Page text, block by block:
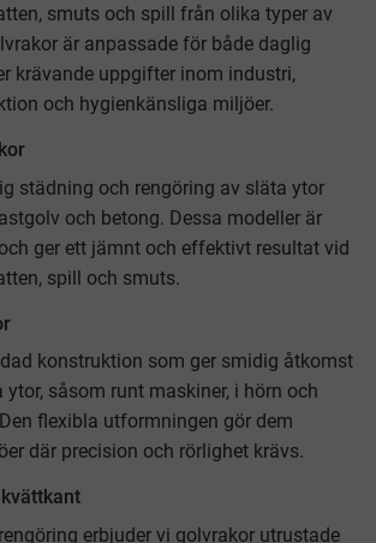
smuts och spill från olika typer av
är anpassade för både daglig
krävande uppgifter inom industri,
och hygienkänsliga miljöer.
städning och rengöring av släta ytor
och betong. Dessa modeller är
ger ett jämnt och effektivt resultat vid
spill och smuts.
konstruktion som ger smidig åtkomst
såsom runt maskiner, i hörn och
flexibla utformningen gör dem
där precision och rörlighet krävs.
erbjuder vi golvrakor utrustade